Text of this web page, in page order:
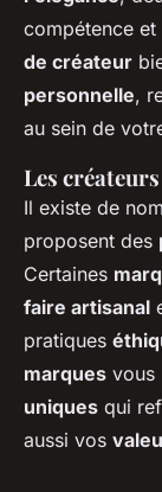
compétence
de créateur
personnelle,
au sein de
Les
Il existe de
proposent des
Certaines
faire artisanal
pratiques
marques vous
uniques qui
aussi vos